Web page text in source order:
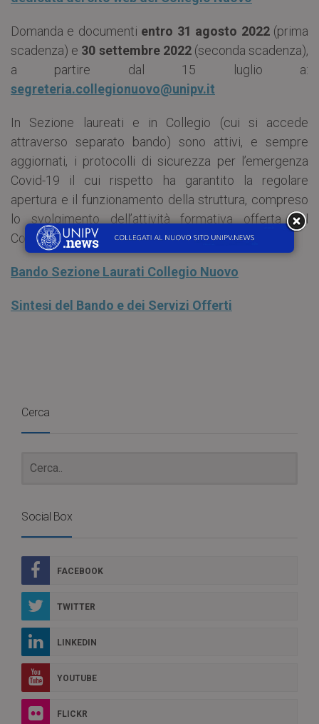
Domanda e documenti entro 31 agosto 2022(prima
scadenza) e 30 settembre 2022(seconda scadenza),
a partire dal 15 luglio a:
segreteria.collegionuovo@unipv.it
In Sezione laureati e in Collegio (cui si accede
attraverso separato bando) sono attivi, e sempre
aggiornati, i protocolli di sicurezza per l’emergenza
Covid-19 il cui rispetto ha garantito la regolare
apertura e il funzionamento della struttura, compreso
lo svolgimento dell’attività formativa offerta dal
Collegio.
Bando Sezione Laurati Collegio Nuovo
Sintesi del Bando e dei Servizi Offerti
Cerca
Social Box
FACEBOOK
TWITTER
LINKEDIN
YOUTUBE
FLICKR